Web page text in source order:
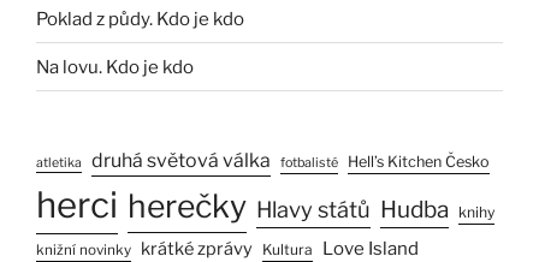
Poklad z půdy. Kdo je kdo
Na lovu. Kdo je kdo
atletika druhá světová válka fotbalisté Hell’s Kitchen Česko
herci herečky Hlavy států Hudba knihy
knižní novinky krátké zprávy Kultura Love Island